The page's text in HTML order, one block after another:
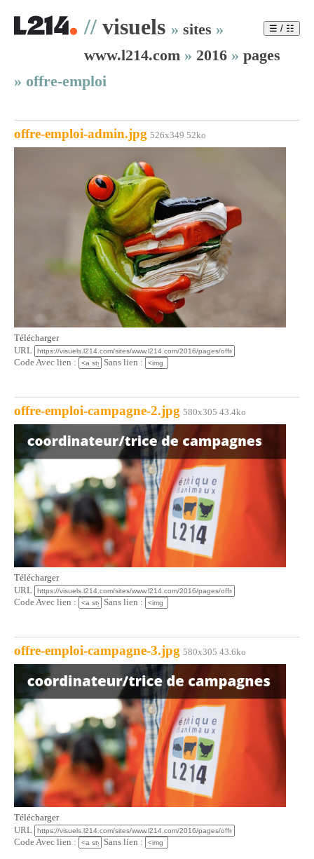
// visuels » sites »
www.l214.com » 2016 » pages
» offre-emploi
offre-emploi-admin.jpg 526x349 52ko
Télécharger
URL
Code Avec lien :
Sans lien :
offre-emploi-campagne-2.jpg 580x305 43.4ko
Télécharger
URL
Code Avec lien :
Sans lien :
offre-emploi-campagne-3.jpg 580x305 43.6ko
Télécharger
URL
Code Avec lien :
Sans lien :
☰ / ☷